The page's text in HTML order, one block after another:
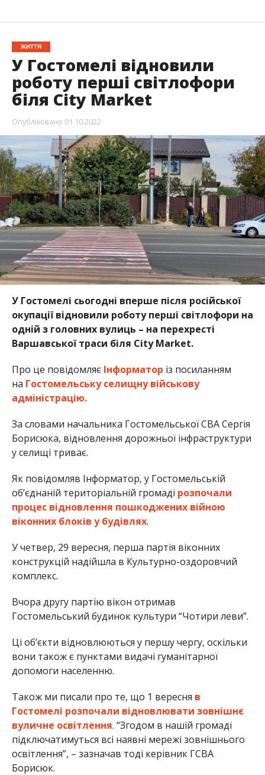
ЖИТТЯ
У Гостомелі відновили
роботу перші світлофори
біля City Market
Опубліковано 01.10.2022
У Гостомелі сьогодні вперше після російської
окупації відновили роботу перші світлофори на
одній з головних вулиць – на перехресті
Варшавської траси біля City Market.
Про це повідомляє Інформатор із посиланням
на Гостомельську селищну військову
адміністрацію.
За словами начальника Гостомельської СВА Сергія
Борисюка, відновлення дорожньої інфраструктури
у селищі триває.
Як повідомляв Інформатор, у Гостомельській
об’єднаній територіальній громаді розпочали
процес відновлення пошкоджених війною
віконних блоків у будівлях.
У четвер, 29 вересня, перша партія віконних
конструкцій надійшла в Культурно-оздоровчий
комплекс.
Вчора другу партію вікон отримав
Гостомельський будинок культури “Чотири леви”.
Ці об’єкти відновлюються у першу чергу, оскільки
вони також є пунктами видачі гуманітарної
допомоги населенню.
Також ми писали про те, що 1 вересня в
Гостомелі розпочали відновлювати зовнішнє
вуличне освітлення. “Згодом в нашій громаді
підключатимуться всі наявні мережі зовнішнього
освітлення”, – зазначав тоді керівник ГСВА
Борисюк.